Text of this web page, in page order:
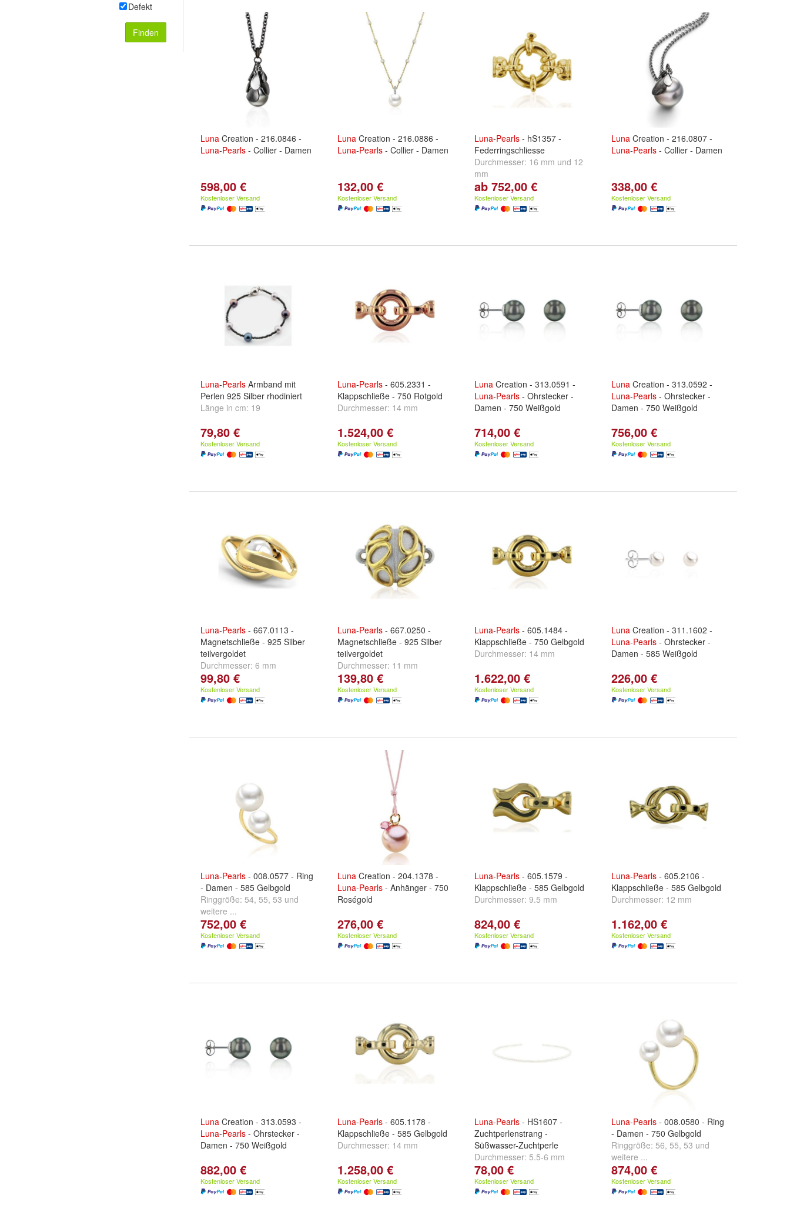
Defekt
Finden
Luna Creation - 216.0846 -
Luna-Pearls - Collier - Damen
598,00 €
Kostenloser Versand
Luna Creation - 216.0886 -
Luna-Pearls - Collier - Damen
132,00 €
Kostenloser Versand
Luna-Pearls - hS1357 -
Federringschliesse
Durchmesser: 16 mm und 12
mm
ab 752,00 €
Kostenloser Versand
Luna Creation - 216.0807 -
Luna-Pearls - Collier - Damen
338,00 €
Kostenloser Versand
Luna-Pearls Armband mit
Perlen 925 Silber rhodiniert
Länge in cm: 19
79,80 €
Kostenloser Versand
Luna-Pearls - 605.2331 -
Klappschließe - 750 Rotgold
Durchmesser: 14 mm
1.524,00 €
Kostenloser Versand
Luna Creation - 313.0591 -
Luna-Pearls - Ohrstecker -
Damen - 750 Weißgold
714,00 €
Kostenloser Versand
Luna Creation - 313.0592 -
Luna-Pearls - Ohrstecker -
Damen - 750 Weißgold
756,00 €
Kostenloser Versand
Luna-Pearls - 667.0113 -
Magnetschließe - 925 Silber
teilvergoldet
Durchmesser: 6 mm
99,80 €
Kostenloser Versand
Luna-Pearls - 667.0250 -
Magnetschließe - 925 Silber
teilvergoldet
Durchmesser: 11 mm
139,80 €
Kostenloser Versand
Luna-Pearls - 605.1484 -
Klappschließe - 750 Gelbgold
Durchmesser: 14 mm
1.622,00 €
Kostenloser Versand
Luna Creation - 311.1602 -
Luna-Pearls - Ohrstecker -
Damen - 585 Weißgold
226,00 €
Kostenloser Versand
Luna-Pearls - 008.0577 - Ring
- Damen - 585 Gelbgold
Ringgröße: 54, 55, 53 und
weitere ...
752,00 €
Kostenloser Versand
Luna Creation - 204.1378 -
Luna-Pearls - Anhänger - 750
Roségold
276,00 €
Kostenloser Versand
Luna-Pearls - 605.1579 -
Klappschließe - 585 Gelbgold
Durchmesser: 9.5 mm
824,00 €
Kostenloser Versand
Luna-Pearls - 605.2106 -
Klappschließe - 585 Gelbgold
Durchmesser: 12 mm
1.162,00 €
Kostenloser Versand
Luna Creation - 313.0593 -
Luna-Pearls - Ohrstecker -
Damen - 750 Weißgold
882,00 €
Kostenloser Versand
Luna-Pearls - 605.1178 -
Klappschließe - 585 Gelbgold
Durchmesser: 14 mm
1.258,00 €
Kostenloser Versand
Luna-Pearls - HS1607 -
Zuchtperlenstrang -
Süßwasser-Zuchtperle
Durchmesser: 5.5-6 mm
78,00 €
Kostenloser Versand
Luna-Pearls - 008.0580 - Ring
- Damen - 750 Gelbgold
Ringgröße: 56, 55, 53 und
weitere ...
874,00 €
Kostenloser Versand